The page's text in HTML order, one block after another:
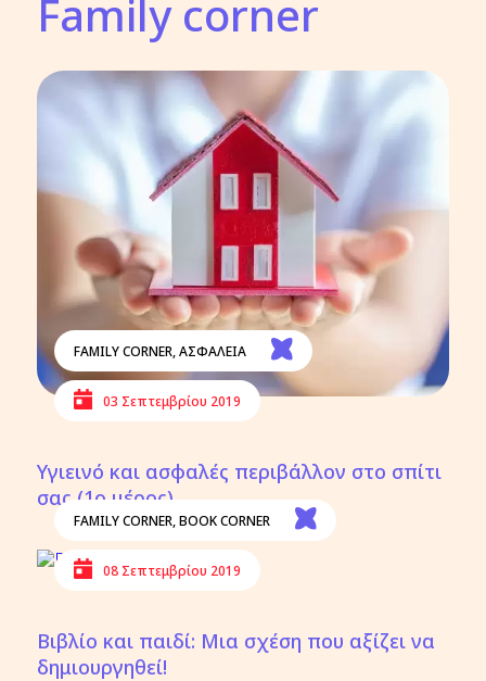
Family corner
FAMILY CORNER,ΑΣΦΑΛΕΙΑ
03 Σεπτεμβρίου 2019
Υγιεινό και ασφαλές περιβάλλον στο σπίτι
σας (1ο μέρος)
FAMILY CORNER,BOOK CORNER
08 Σεπτεμβρίου 2019
Βιβλίο και παιδί: Μια σχέση που αξίζει να
δημιουργηθεί!